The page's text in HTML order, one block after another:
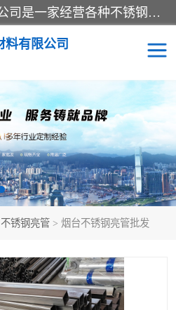
山东华钰金属材料有限公司是一家经营各种不锈钢管材、板材、圆钢、法兰、封头、型材等产品的公司；主营产品有：不锈钢管，激光切割，管件标准件，不锈钢圆钢，不锈钢人孔，不锈钢亮管，不锈钢角钢，不锈钢加工，不锈钢管子，不锈钢工业方管，不锈钢封头，不锈钢法兰，不锈钢阀门，不锈钢槽钢，不锈钢扁钢，不锈钢板等；可为客户制作各种规格的型材及不锈钢配件、非标准件及各种容器具等，能满足客户的不同采购要求。
料有限公司
不锈钢亮管 > 烟台不锈钢亮管批发
激光切割
不锈钢圆钢
不锈钢亮管
不锈钢加工
不锈钢工业方管
不锈钢法兰